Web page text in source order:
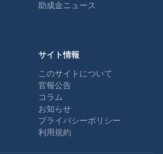
助成金ニュース
サイト情報
このサイトについて
官報公告
コラム
お知らせ
プライバシーポリシー
利用規約